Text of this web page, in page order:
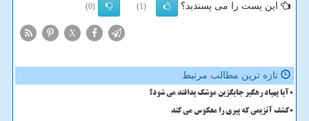
این پست را می پسندید؟ (1)
(0)
X
تازه ترین مطالب مرتبط
آیا پهپاد رهگیر جایگزین موشک پدافند می شود؟
کشف آنزیمی که پیری را معکوس می کند